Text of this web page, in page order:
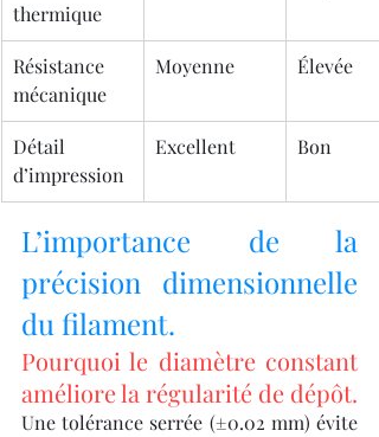
thermique
Résistance
mécanique
Moyenne Élevée
Détail
d’impression
Excellent Bon
L’importance de la
précision dimensionnelle
du filament.
Pourquoi le diamètre constant
améliore la régularité de dépôt.
Une tolérance serrée (±0.02 mm) évite